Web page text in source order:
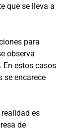
que se lleva a
para
observa
En estos casos
se encarece
es
de